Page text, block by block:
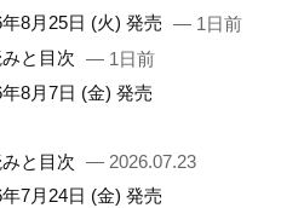
8月25日 (火) 発売 — 1日前
と目次 — 1日前
8月7日 (金) 発売
と目次 — 2026.07.23
7月24日 (金) 発売